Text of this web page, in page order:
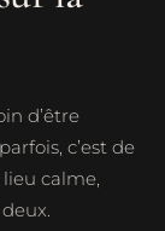
d’être
c’est de
calme,